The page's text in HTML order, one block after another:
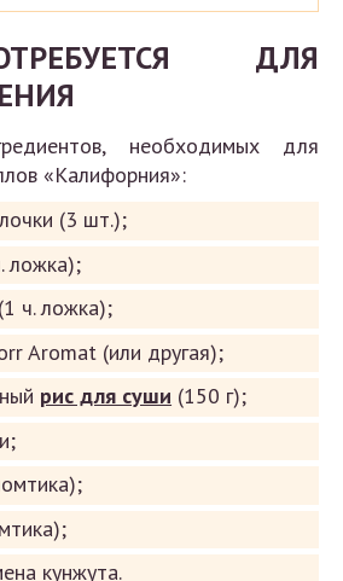
ДЛЯ
необходимых для
«Калифорния»:
(3 шт.);
ложка);
ч. ложка);
Aromat (или другая);
рис для суши (150 г);
кунжута.